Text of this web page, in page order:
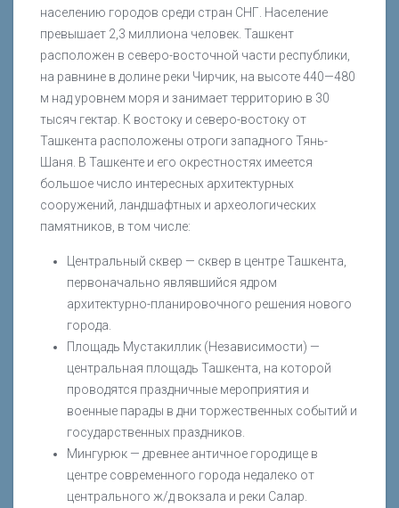
населению городов среди стран СНГ. Население
превышает 2,3 миллиона человек. Ташкент
расположен в северо-восточной части республики,
на равнине в долине реки Чирчик, на высоте 440—480
м над уровнем моря и занимает территорию в 30
тысяч гектар. К востоку и северо-востоку от
Ташкента расположены отроги западного Тянь-
Шаня. В Ташкенте и его окрестностях имеется
большое число интересных архитектурных
сооружений, ландшафтных и археологических
памятников, в том числе:
Центральный сквер — сквер в центре Ташкента,
первоначально являвшийся ядром
архитектурно-планировочного решения нового
города.
Площадь Мустакиллик (Независимости) —
центральная площадь Ташкента, на которой
проводятся праздничные мероприятия и
военные парады в дни торжественных событий и
государственных праздников.
Мингурюк — древнее античное городище в
центре современного города недалеко от
центрального ж/д вокзала и реки Салар.